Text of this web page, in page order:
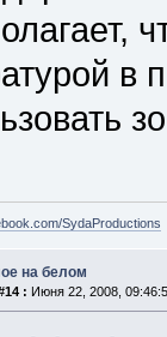
в
SydaProductions
на белом
: Июня 22, 2008,